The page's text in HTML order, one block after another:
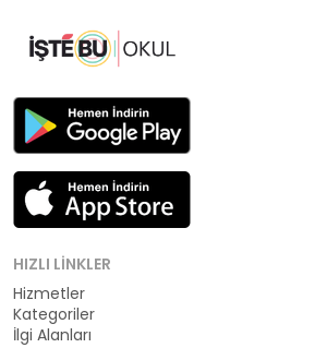
HIZLI LINKLER
Hizmetler
Kategoriler
İlgi Alanları